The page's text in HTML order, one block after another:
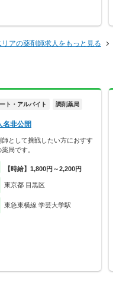
アの薬剤師求人をもっと見る
ト・アルバイト 調剤薬局
名非公開
師として挑戦したい方におすす
局です。
【時給】1,800円～2,200円
東京都 目黒区
東急東横線 学芸大学駅